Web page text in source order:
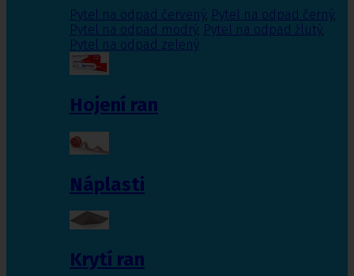
Pytel na odpad červený, Pytel na odpad černý,
Pytel na odpad modrý, Pytel na odpad žlutý,
Pytel na odpad zelený
Hojení ran
Náplasti
Krytí ran